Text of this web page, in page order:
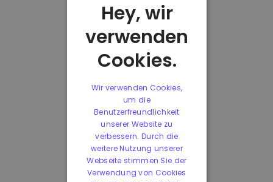
Hey, wir
verwenden
Cookies.
Wir verwenden Cookies,
um die
Benutzerfreundlichkeit
unserer Website zu
verbessern. Durch die
weitere Nutzung unserer
Webseite stimmen Sie der
Verwendung von Cookies